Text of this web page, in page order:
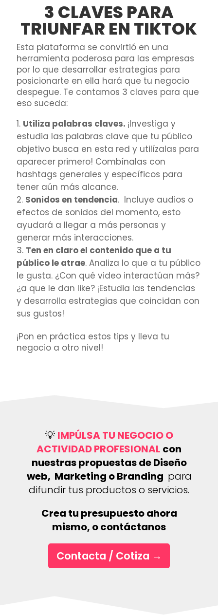
3 CLAVES PARA
TRIUNFAR EN TIKTOK
Esta plataforma se convirtió en una
herramienta poderosa para las empresas
por lo que desarrollar estrategias para
posicionarte en ella hará que tu negocio
despegue. Te contamos 3 claves para que
eso suceda:
Utiliza palabras claves. ¡Investiga y
estudia las palabras clave que tu público
objetivo busca en esta red y utilízalas para
aparecer primero! Combínalas con
hashtags generales y específicos para
tener aún más alcance.
Sonidos en tendencia. Incluye audios o
efectos de sonidos del momento, esto
ayudará a llegar a más personas y
generar más interacciones.
Ten en claro el contenido que a tu
público le atrae. Analiza lo que a tu público
le gusta. ¿Con qué video interactúan más?
¿a que le dan like? ¡Estudia las tendencias
y desarrolla estrategias que coincidan con
sus gustos!
¡Pon en práctica estos tips y lleva tu
negocio a otro nivel!
💡 IMPÚLSA TU NEGOCIO O
ACTIVIDAD PROFESIONAL con
nuestras propuestas de Diseño
web, Marketing o Branding para
difundir tus productos o servicios.
Crea tu presupuesto ahora
mismo, o contáctanos
Contacta / Cotiza →